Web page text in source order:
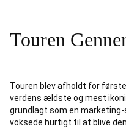
Touren
Touren blev afholdt for
verdens ældste og mest
grundlagt som en
voksede hurtigt til at blive